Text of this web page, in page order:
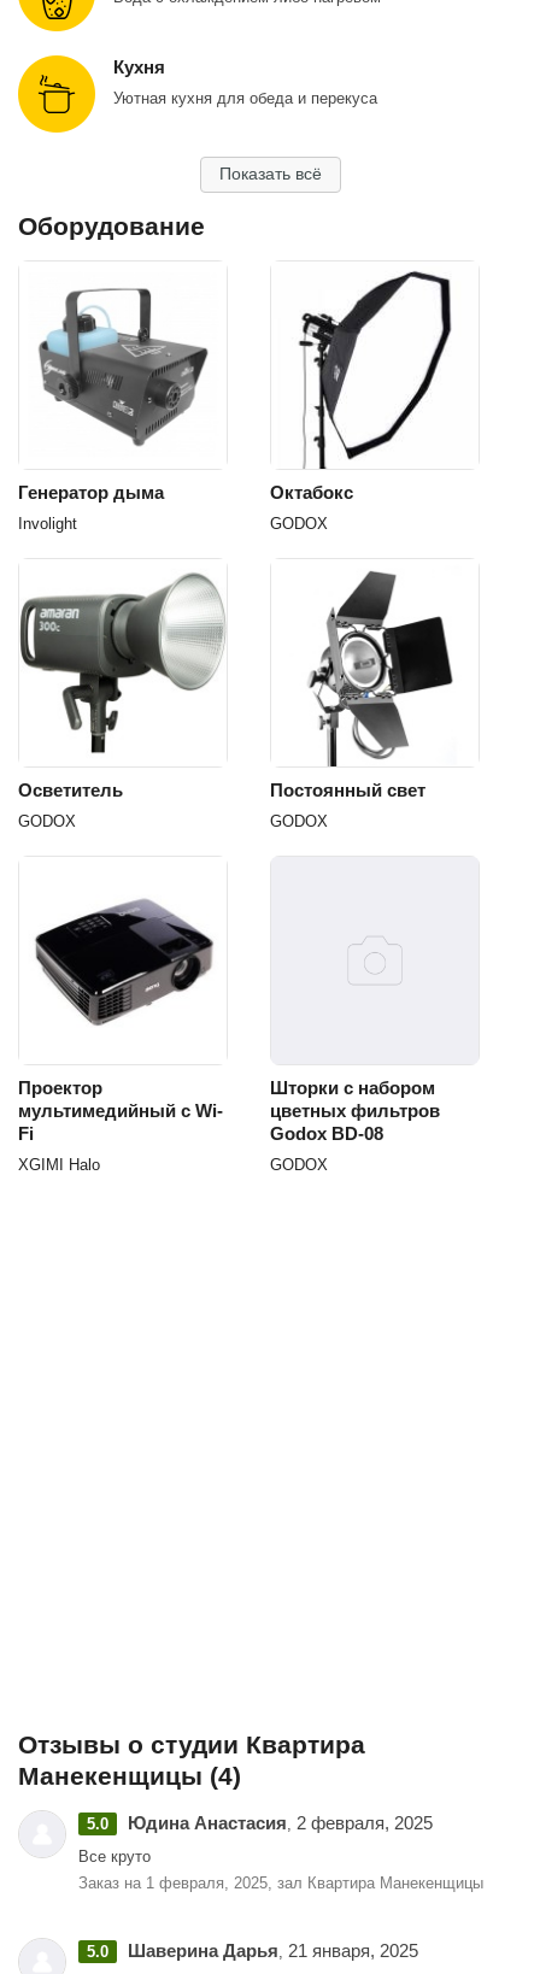
Кухня
Уютная кухня для обеда и перекуса
Показать всё
Оборудование
Генератор дыма
Involight
Октабокс
GODOX
Осветитель
GODOX
Постоянный свет
GODOX
Проектор
мультимедийный c Wi-
Fi
XGIMI Halo
Шторки с набором
цветных фильтров
Godox BD-08
GODOX
Отзывы о студии Квартира
Манекенщицы (4)
5.0 Юдина Анастасия, 2 февраля, 2025
Все круто
Заказ на 1 февраля, 2025, зал Квартира Манекенщицы
5.0 Шаверина Дарья, 21 января, 2025